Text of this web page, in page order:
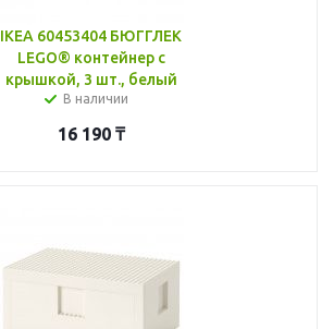
IKEA 60453404 БЮГГЛЕК
LEGO® контейнер с
крышкой, 3 шт., белый
В наличии
16 190₸